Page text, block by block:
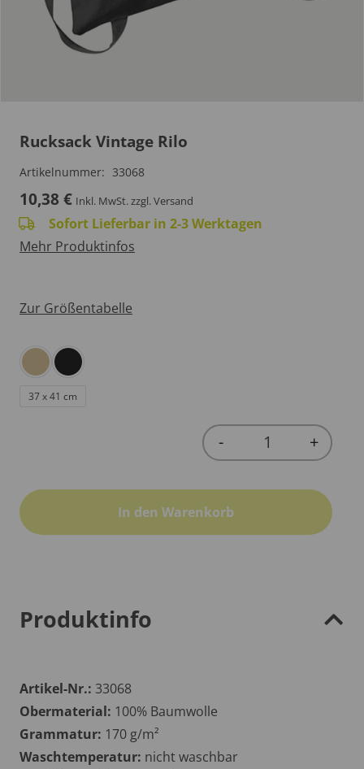
Rucksack Vintage Rilo
Artikelnummer: 33068
10,38 € Inkl. MwSt.zzgl. Versand
Sofort Lieferbar in 2-3 Werktagen
Mehr Produktinfos
Zur Größentabelle
37 x 41 cm
Quantity
- +
In den Warenkorb
Produktinfo
Artikel-Nr.: 33068
Obermaterial: 100% Baumwolle
Grammatur: 170 g/m²
Waschtemperatur: nicht waschbar